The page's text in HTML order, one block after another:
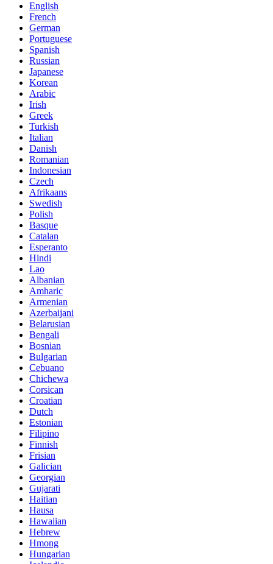
English
French
German
Portuguese
Spanish
Russian
Japanese
Korean
Arabic
Irish
Greek
Turkish
Italian
Danish
Romanian
Indonesian
Czech
Afrikaans
Swedish
Polish
Basque
Catalan
Esperanto
Hindi
Lao
Albanian
Amharic
Armenian
Azerbaijani
Belarusian
Bengali
Bosnian
Bulgarian
Cebuano
Chichewa
Corsican
Croatian
Dutch
Estonian
Filipino
Finnish
Frisian
Galician
Georgian
Gujarati
Haitian
Hausa
Hawaiian
Hebrew
Hmong
Hungarian